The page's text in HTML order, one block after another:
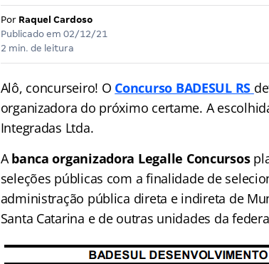
Por Raquel Cardoso
Publicado em 02/12/21
2 min. de leitura
Alô, concurseiro! O Concurso BADESUL RS
organizadora do próximo certame. A
Integradas Ltda.
Abanca organizadora Legalle Concursos
seleções públicas com a finalidade de
administração pública direta e indireta de
Santa Catarina e de outras unidades da